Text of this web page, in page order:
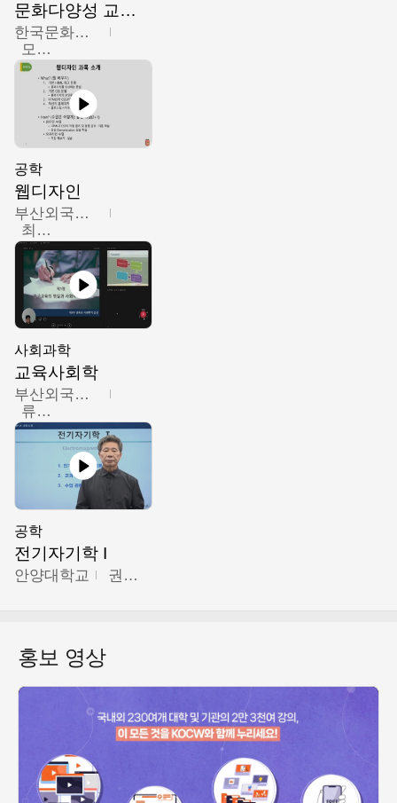
문화다양성 교육의 이해
한국문화예술교육진흥원
모경환,성상환,정문성
공학
웹디자인
부산외국어대학교
최진오
사회과학
교육사회학
부산외국어대학교
류영철
공학
전기자기학 I
안양대학교 권원현
홍보 영상